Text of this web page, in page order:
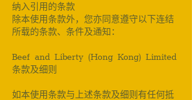
纳入引用的条款
除本使用条款外，您亦同意遵守以下连结
所载的条款、条件及通知：
Beef and Liberty (Hong Kong) Limited
条款及细则
如本使用条款与上述条款及细则有任何抵